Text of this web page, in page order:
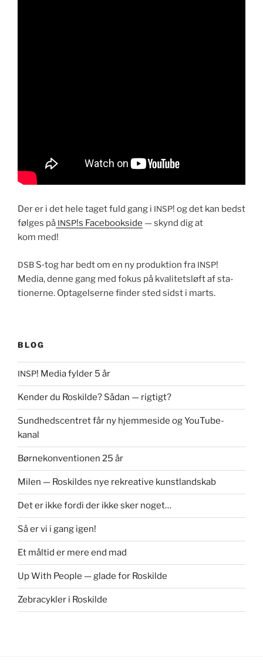
Der er i det hele taget fuld gang i INSP! og det kan bedst
følges på INSP!s Face­book­side — skynd dig at
kom med!
DSB S‑tog har bedt om en ny pro­duk­tion fra INSP!
Media, denne gang med fokus på kvalitet­sløft af sta­
tion­erne. Optagelserne find­er sted sidst i marts.
BLOG
INSP! Media fylder 5 år
Kender du Roskilde? Sådan — rigtigt?
Sundhedscentret får ny hjemmeside og YouTube-
kanal
Børnekonventionen 25 år
Milen — Roskildes nye rekreative kunstlandskab
Det er ikke fordi der ikke sker noget…
Så er vi i gang igen!
Et måltid er mere end mad
Up With People — glade for Roskilde
Zebracykler i Roskilde